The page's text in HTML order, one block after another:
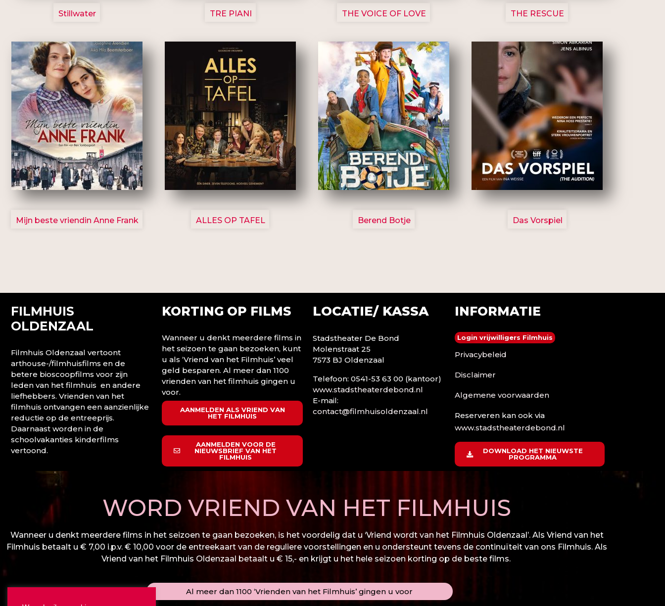
Stillwater TRE PIANI THE VOICE OF LOVE THE RESCUE
2757
Mijn beste vriendin Anne Frank
3154
ALLES OP TAFEL
2799
Berend Botje
2777
Das Vorspiel
FILMHUIS
OLDENZAAL
Filmhuis Oldenzaal vertoont
arthouse-/filmhuisfilms en de
betere bioscoopfilms voor zijn
leden van het filmhuis en andere
liefhebbers. Vrienden van het
filmhuis ontvangen een aanzienlijke
reductie op de entreeprijs.
Daarnaast worden in de
schoolvakanties kinderfilms
vertoond.
KORTING OP FILMS
Wanneer u denkt meerdere films in
het seizoen te gaan bezoeken, kunt
u als ‘Vriend van het Filmhuis’ veel
geld besparen. Al meer dan 1100
vrienden van het filmhuis gingen u
voor.
AANMELDEN ALS VRIEND VAN
HET FILMHUIS
AANMELDEN VOOR DE
NIEUWSBRIEF VAN HET
FILMHUIS
WORD VRIEND VAN HET FILMHUIS
Wanneer u denkt meerdere films in het seizoen te gaan bezoeken, is het voordelig dat u ‘Vriend wordt van het Filmhuis Oldenzaal’. Als Vriend van het
Filmhuis betaalt u € 7,00 i.p.v. € 10,00 voor de entreekaart van de reguliere voorstellingen en u ondersteunt tevens de continuïteit van ons Filmhuis. Als
Vriend van het Filmhuis Oldenzaal betaalt u € 15,- en krijgt u het hele seizoen korting op de beste films.
Al meer dan 1100 ‘Vrienden van het Filmhuis’ gingen u voor
LOCATIE/ KASSA
Stadstheater De Bond
Molenstraat 25
7573 BJ Oldenzaal
Telefoon: 0541-53 63 00 (kantoor)
www.stadstheaterdebond.nl
E-mail:
contact@filmhuisoldenzaal.nl
INFORMATIE
Login vrijwilligers Filmhuis
Privacybeleid
Disclaimer
Algemene voorwaarden
Reserveren kan ook via
www.stadstheaterdebond.nl
DOWNLOAD HET NIEUWSTE
PROGRAMMA